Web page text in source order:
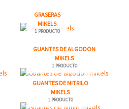
GRASERAS
MIKELS
1 PRODUCTO
GUANTES DE ALGODON
MIKELS
1 PRODUCTO
GUANTES DE NITRILO
MIKELS
1 PRODUCTO